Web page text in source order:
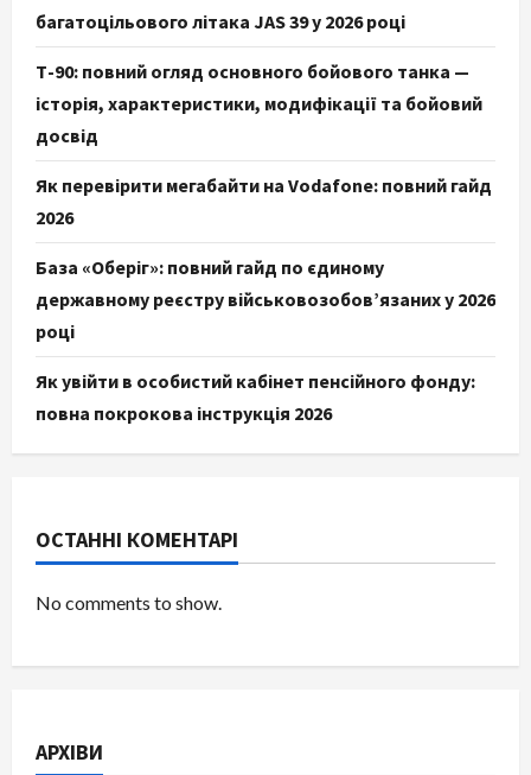
багатоцільового літака JAS 39 у 2026 році
Т-90: повний огляд основного бойового танка —
історія, характеристики, модифікації та бойовий
досвід
Як перевірити мегабайти на Vodafone: повний гайд
2026
База «Оберіг»: повний гайд по єдиному
державному реєстру військовозобов’язаних у 2026
році
Як увійти в особистий кабінет пенсійного фонду:
повна покрокова інструкція 2026
ОСТАННІ КОМЕНТАРІ
No comments to show.
АРХІВИ